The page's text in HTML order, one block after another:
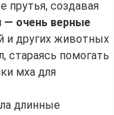
прутья, создавая
— очень верные
и других животных
стараясь помогать
мха для
длинные